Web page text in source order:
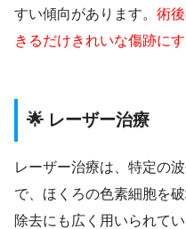
すい傾向があります。 術
きるだけきれいな傷跡に
🌟 レーザー治療
レーザー治療は、特定の
で、ほくろの色素細胞を
除去にも広く用いられてい